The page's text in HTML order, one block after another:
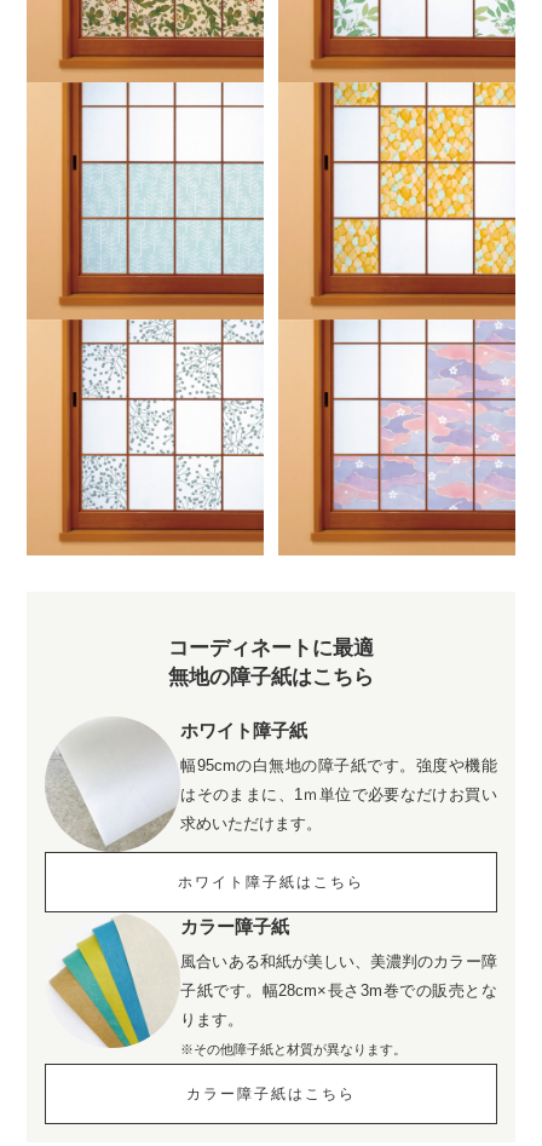
コーディネートに最適
無地の障子紙はこちら
ホワイト障子紙
幅95cmの白無地の障子紙です。強度や機能
はそのままに、1ｍ単位で必要なだけお買い
求めいただけます。
ホワイト障子紙はこちら
カラー障子紙
風合いある和紙が美しい、美濃判のカラー障
子紙です。幅28cm×長さ3m巻での販売とな
ります。
※その他障子紙と材質が異なります。
カラー障子紙はこちら